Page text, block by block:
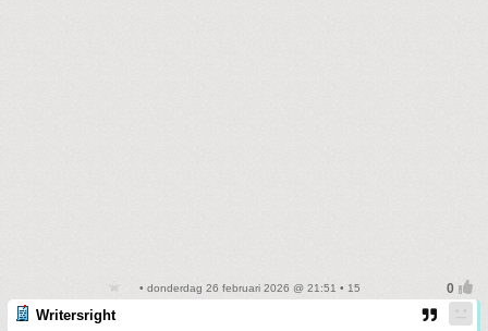
• donderdag 26 februari 2026 @ 21:51 • 15
Writersright